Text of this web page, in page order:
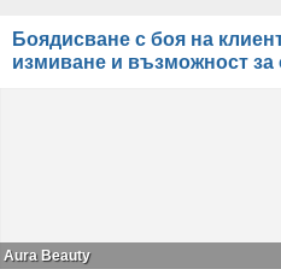
Боядисване с боя на
измиване и възможност
Aura Beauty